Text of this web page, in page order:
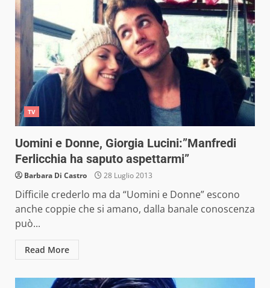
TV
Uomini e Donne, Giorgia Lucini:”Manfredi
Ferlicchia ha saputo aspettarmi”
Barbara Di Castro 28 Luglio 2013
Difficile crederlo ma da “Uomini e Donne” escono
anche coppie che si amano, dalla banale conoscenza
può...
Read More